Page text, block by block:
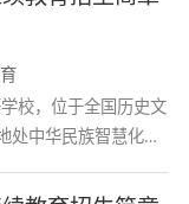
外语、历史
外语、物理
处中华民族智慧化身